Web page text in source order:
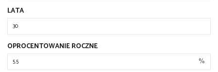
LATA
OPROCENTOWANIE ROCZNE
%